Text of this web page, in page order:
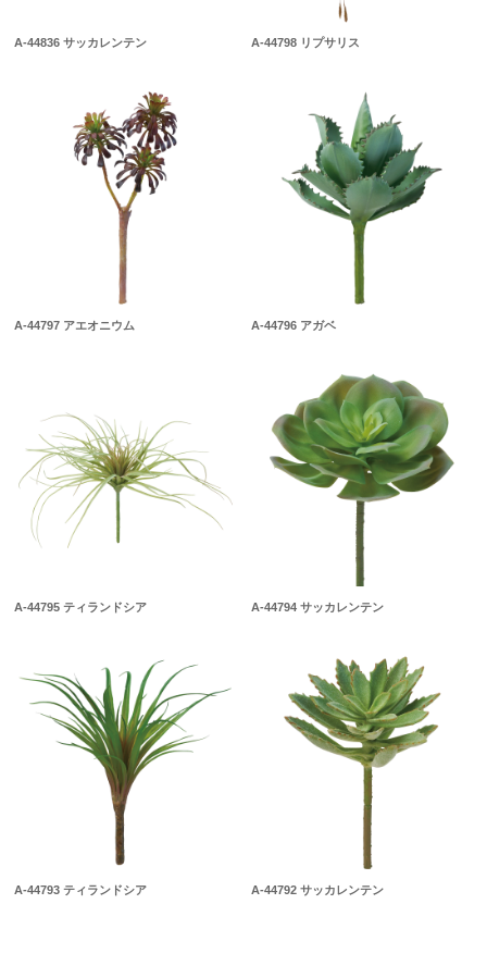
A-44836 サッカレンテン A-44798 リプサリス
A-44797 アエオニウム A-44796 アガベ
A-44795 ティランドシア A-44794 サッカレンテン
A-44793 ティランドシア A-44792 サッカレンテン